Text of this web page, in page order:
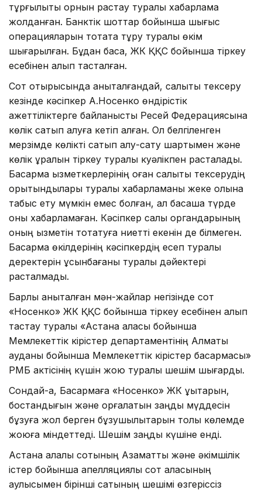
тұрғылықты орнын растау туралы хабарлама
жолданған. Банктік шоттар бойынша шығыс
операцияларын тоқтата тұру туралы өкім
шығарылған. Бұдан басқа, ЖК ҚҚС бойынша тіркеу
есебінен алып тасталған.
Сот отырысында анықталғандай, салықтық тексеру
кезінде кәсіпкер А.Носенко өндірістік
қажеттіліктерге байланысты Ресей Федерациясына
көлік сатып алуға кетіп қалған. Ол белгіленген
мерзімде көлікті сатып алу-сату шартымен және
көлік құралын тіркеу туралы куәлікпен расталады.
Басқарма қызметкерлерінің оған салықтық тексерудің
қорытындылары туралы хабарламаны жеке қолына
табыс ету мүмкін емес болған, ал басқаша түрде
оны хабарламаған. Кәсіпкер салық органдарының
оның қызметін тоқтатуға ниетті екенін де білмеген.
Басқарма өкілдерінің кәсіпкердің есеп туралы
деректерін ұсынбағаны туралы дәйектері
расталмады.
Барлық анықталған мән-жайлар негізінде сот
«Носенко» ЖК ҚҚС бойынша тіркеу есебінен алып
тастау туралы «Астана қаласы бойынша
Мемлекеттік кірістер департаментінің Алматы
ауданы бойынша Мемлекеттік кірістер басқармасы»
РМБ актісінің күшін жою туралы шешім шығарды.
Сондай-ақ, Басқармаға «Носенко» ЖК құқықтарын,
бостандығын және қорғалатын заңды мүддесін
бұзуға жол берген бұзушылықтарын толық көлемде
жоюға міндеттеді. Шешім заңды күшіне енді.
Астана қалалық сотының Азаматтық және әкімшілік
істер бойынша апелляциялық сот алқасының
қаулысымен бірінші сатының шешімі өзгеріссіз